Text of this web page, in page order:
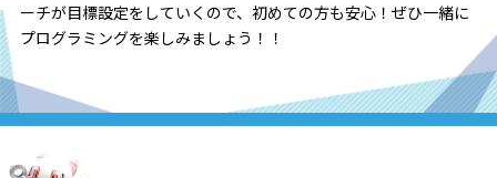
ーチが目標設定をしていくので、初めての方も安心！ぜひ一緒に
プログラミングを楽しみましょう！！